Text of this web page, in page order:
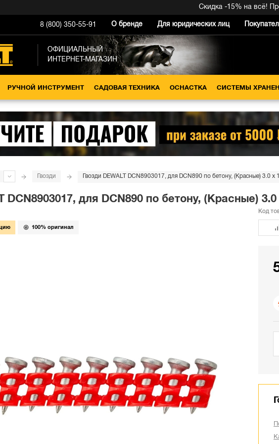
Скидка -15% на всё!
8 (800) 350-55-91 О бренде Для юридических лиц
ОФИЦИАЛЬНЫЙ
ИНТЕРНЕТ-МАГАЗИН
РУЧНОЙ ИНСТРУМЕНТ САДОВАЯ ТЕХНИКА ОСНАСТКА СИСТЕМЫ
Гвозди Гвозди DEWALT DCN8903017, для DCN890 по бетону, (Красные) 3.0
DCN8903017, для DCN890 по бетону, (Красные)
100% оригинал
Код